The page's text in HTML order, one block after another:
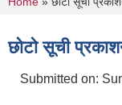
छोटो सूची
Submitted on: